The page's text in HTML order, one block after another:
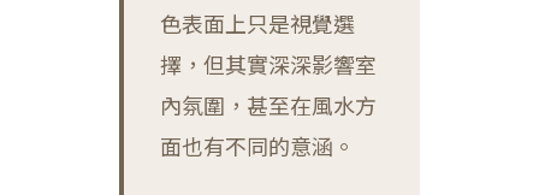
色表面上只是視覺選
擇，但其實深深影響室
內氛圍，甚至在風水方
面也有不同的意涵。